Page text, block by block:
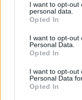
I want to opt-out
personal data.
Opted In
I want to opt-out
Personal Data.
Opted In
I want to opt-out
Personal Data
Opted In
Ο χρόνος “πάγωσε”
Αδαμάντιου εκείνη